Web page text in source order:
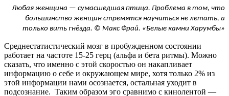
Любая женщина — сумасшедшая птица. Проблема в том, что
большинство женщин стремятся научиться не летать, а
только вить гнёзда. © Макс Фрай. «Белые камни Харумбы»
Среднестатистический мозг в пробужденном состоянии
работает на частоте 15-25 герц (альфа и бета ритмы). Можно
сказать, что именно с этой скоростью он накапливает
информацию о себе и окружающем мире, хотя только 2% из
этой информации нами осознается, остальная уходит в
подсознание. Таким образом эго сравнимо с кинолентой —